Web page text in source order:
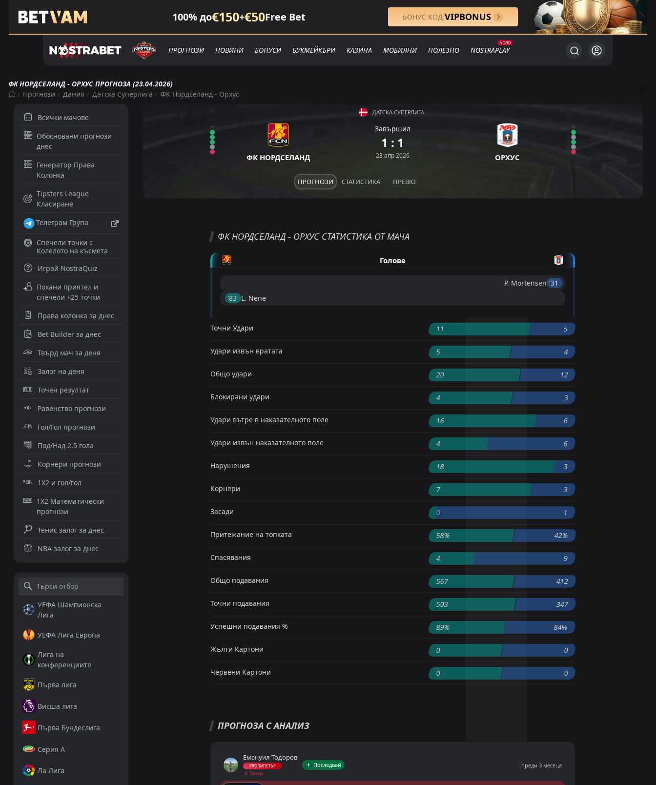
100% до€150+€50Free Bet БОНУС КОД:VIPBONUS
ПРОГНОЗИ НОВИНИ БОНУСИ БУКМЕЙКЪРИ КАЗИНА МОБИЛНИ ПОЛЕЗНО NOSTRAPLAY
ФК НОРДСЕЛАНД - ОРХУС ПРОГНОЗА (23.04.2026)
Прогнози
Дания Датска Суперлига ФК Нордселанд - Орхус
Всички мачове
Обосновани прогнози
днес
Генератор Права
Колонка
Tipsters League
Класиране
Телеграм Група
Спечели точки с
Колелото на късмета
Играй NostraQuiz
Покани приятел и
спечели +25 точки
Права колонка за днес
Bet Builder за днес
Твърд мач за деня
Залог на деня
Точен резултат
Равенство прогнози
Гол/Гол прогнози
Под/Над 2.5 гола
Корнери прогнози
1X2 и гол/гол
1X2 Математически
прогнози
Тенис залог за днес
NBA залог за днес
УЕФА Шампионска
Лига
УЕФА Лига Европа
Лига на
конференциите
Първа лига
Висша лига
Първа Бундеслига
Серия А
Ла Лига
ДАТСКА СУПЕРЛИГА
ФК НОРДСЕЛАНД
Завършил
1 : 1
23 апр 2026 ОРХУС
ПРОГНОЗИ СТАТИСТИКА ПРЕВЮ
ФК НОРДСЕЛАНД - ОРХУС СТАТИСТИКА ОТ МАЧА
Голове
P. Mortensen '31 ︎
'83 ︎ L. Nene
Точни Удари 11 5
Удари извън вратата 5 4
Общо удари 20 12
Блокирани удари 4 3
Удари вътре в наказателното поле 16 6
Удари извън наказателното поле 4 6
Нарушения 18 3
Корнери 7 3
Засади 0 1
Притежание на топката 58% 42%
Спасявания 4 9
Общо подавания 567 412
Точни подавания 503 347
Успешни подавания % 89% 84%
Жълти Картони 0 0
Червени Картони 0 0
ПРОГНОЗА С АНАЛИЗ
Емануил Тодоров
PRO ТИПСТЪР
-4 Точки
Последвай преди 3 месеца